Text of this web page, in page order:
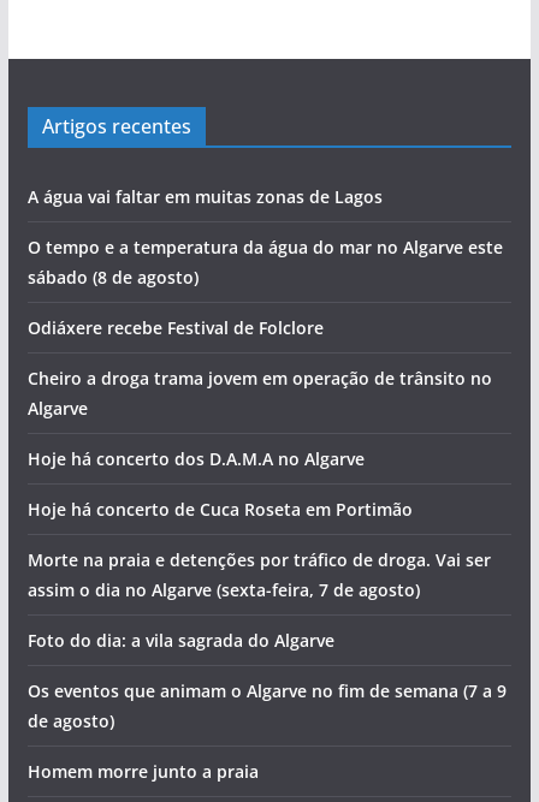
Artigos recentes
A água vai faltar em muitas zonas de Lagos
O tempo e a temperatura da água do mar no Algarve este
sábado (8 de agosto)
Odiáxere recebe Festival de Folclore
Cheiro a droga trama jovem em operação de trânsito no
Algarve
Hoje há concerto dos D.A.M.A no Algarve
Hoje há concerto de Cuca Roseta em Portimão
Morte na praia e detenções por tráfico de droga. Vai ser
assim o dia no Algarve (sexta-feira, 7 de agosto)
Foto do dia: a vila sagrada do Algarve
Os eventos que animam o Algarve no fim de semana (7 a 9
de agosto)
Homem morre junto a praia